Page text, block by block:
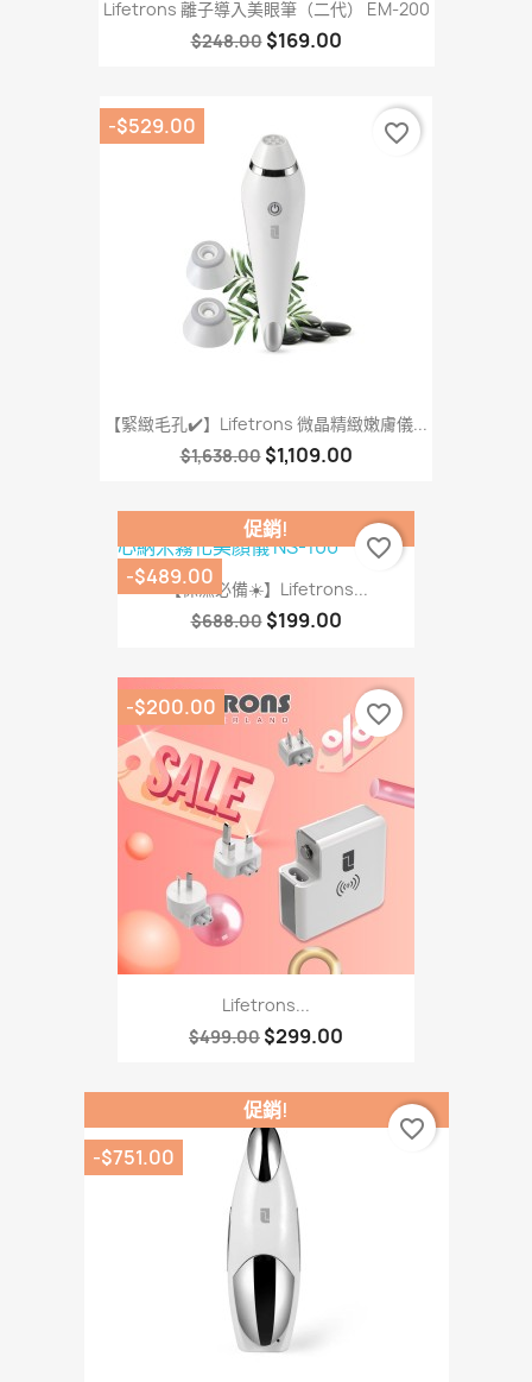
Lifetrons 離子導入美眼筆（二代） EM-200
$248.00 $169.00
【緊緻毛孔✔️】Lifetrons 微晶精緻嫩膚儀...
$1,638.00 $1,109.00
-$529.00 favorite_border
【保濕必備☀️】Lifetrons...
$688.00 $199.00
促銷!
-$489.00
favorite_border
Lifetrons...
$499.00 $299.00
-$200.00 favorite_border
促銷!
-$751.00
favorite_border